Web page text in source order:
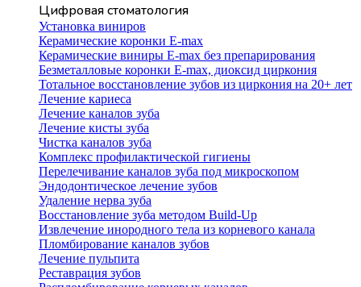
Цифровая стоматология
Установка виниров
Керамические коронки E-max
Керамические виниры E-max без препарирования
Безметалловые коронки Е-max, диоксид циркония
Тотальное восстановление зубов из циркония на 20+ лет
Лечение кариеса
Лечение каналов зуба
Лечение кисты зуба
Чистка каналов зуба
Комплекс профилактической гигиены
Перелечивание каналов зуба под микроскопом
Эндодонтическое лечение зубов
Удаление нерва зуба
Восстановление зуба методом Build-Up
Извлечение инородного тела из корневого канала
Пломбирование каналов зубов
Лечение пульпита
Реставрация зубов